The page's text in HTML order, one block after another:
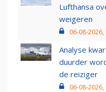
Lufthansa
weigeren
06-08-2026,
Analyse
duurder
de reiziger
06-08-2026,